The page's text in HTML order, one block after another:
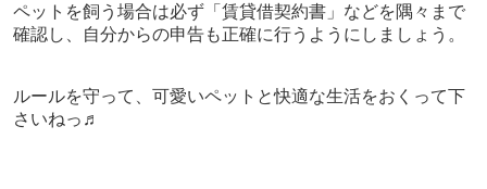
ペットを飼う場合は必ず「賃貸借契約書」などを隅々まで
確認し、自分からの申告も正確に行うようにしましょう。
ルールを守って、可愛いペットと快適な生活をおくって下
さいねっ♬